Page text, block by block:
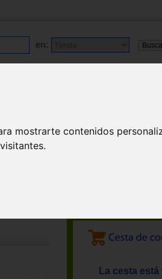
mostrarte contenidos
en:
La cesta está